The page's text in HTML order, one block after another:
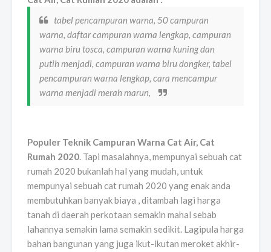
tabel pencampuran warna, 50 campuran
warna, daftar campuran warna lengkap, campuran
warna biru tosca, campuran warna kuning dan
putih menjadi, campuran warna biru dongker, tabel
pencampuran warna lengkap, cara mencampur
warna menjadi merah marun,
Populer Teknik Campuran Warna Cat Air, Cat
Rumah 2020. Tapi masalahnya, mempunyai sebuah cat
rumah 2020 bukanlah hal yang mudah, untuk
mempunyai sebuah cat rumah 2020 yang enak anda
membutuhkan banyak biaya , ditambah lagi harga
tanah di daerah perkotaan semakin mahal sebab
lahannya semakin lama semakin sedikit. Lagipula harga
bahan bangunan yang juga ikut-ikutan meroket akhir-